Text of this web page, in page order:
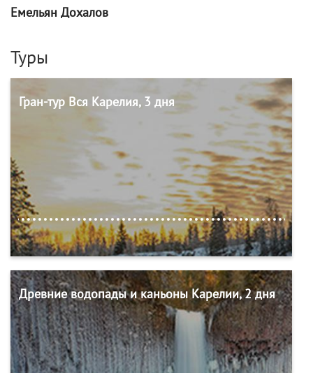
Емельян Дохалов
Туры
Гран-тур Вся Карелия, 3 дня
Древние водопады и каньоны Карелии, 2 дня